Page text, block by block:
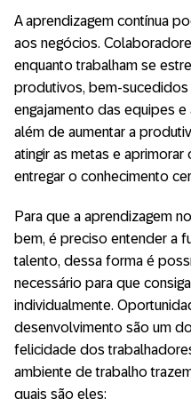
A aprendizagem contínua
aos negócios.
enquanto trabalham se
produtivos, bem-
engajamento das equipes
além de aumentar a
atingir as metas e
entregar o conhecimento
Para que a aprendizagem
bem, é preciso entender a
talento, dessa forma é
necessário para que
individualmente.
desenvolvimento são um
felicidade dos
ambiente de trabalho
quais são eles: